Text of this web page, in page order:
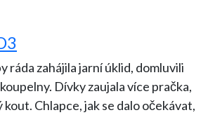
ráda zahájila jarní úklid, domluvili
Dívky zaujala více pračka,
kout. Chlapce, jak se dalo očekávat,